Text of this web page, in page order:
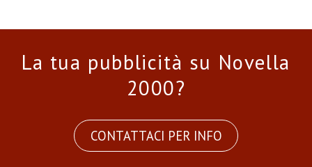
La tua pubblicità su Novella
2000?
CONTATTACI PER INFO